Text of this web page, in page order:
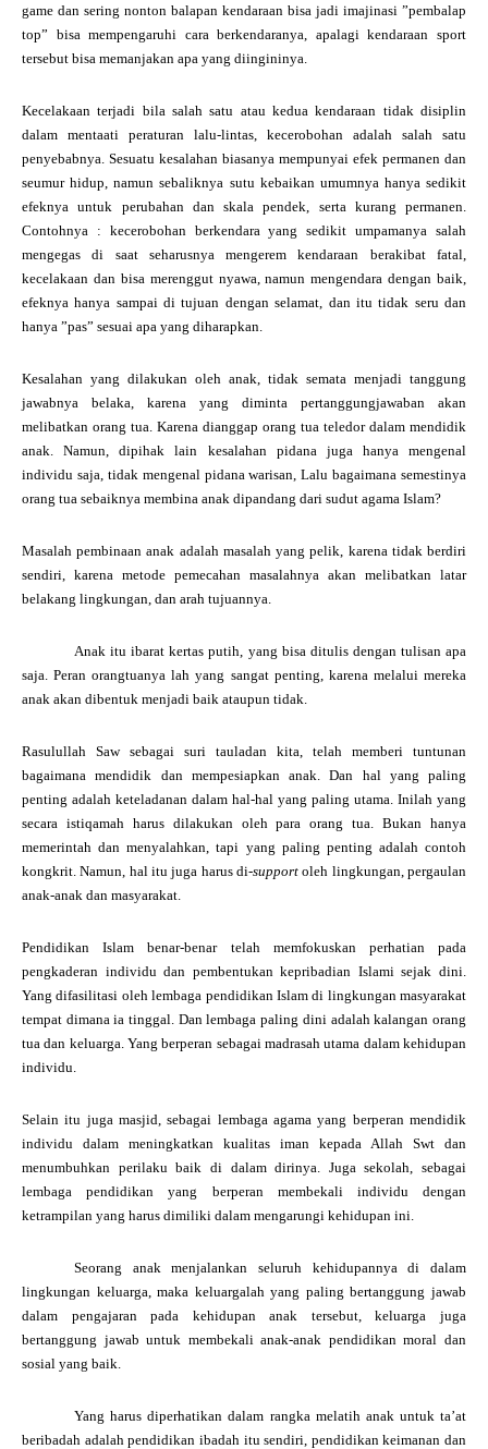
game dan sering nonton balapan kendaraan bisa jadi imajinasi ”pembalap
top” bisa mempengaruhi cara berkendaranya, apalagi kendaraan sport
tersebut bisa memanjakan apa yang diingininya.
Kecelakaan terjadi bila salah satu atau kedua kendaraan tidak disiplin
dalam mentaati peraturan lalu-lintas, kecerobohan adalah salah satu
penyebabnya. Sesuatu kesalahan biasanya mempunyai efek permanen dan
seumur hidup, namun sebaliknya sutu kebaikan umumnya hanya sedikit
efeknya untuk perubahan dan skala pendek, serta kurang permanen.
Contohnya : kecerobohan berkendara yang sedikit umpamanya salah
mengegas di saat seharusnya mengerem kendaraan berakibat fatal,
kecelakaan dan bisa merenggut nyawa, namun mengendara dengan baik,
efeknya hanya sampai di tujuan dengan selamat, dan itu tidak seru dan
hanya ”pas” sesuai apa yang diharapkan.
Kesalahan yang dilakukan oleh anak, tidak semata menjadi tanggung
jawabnya belaka, karena yang diminta pertanggungjawaban akan
melibatkan orang tua. Karena dianggap orang tua teledor dalam mendidik
anak. Namun, dipihak lain kesalahan pidana juga hanya mengenal
individu saja, tidak mengenal pidana warisan, Lalu bagaimana semestinya
orang tua sebaiknya membina anak dipandang dari sudut agama Islam?
Masalah pembinaan anak adalah masalah yang pelik, karena tidak berdiri
sendiri, karena metode pemecahan masalahnya akan melibatkan latar
belakang lingkungan, dan arah tujuannya.
Anak itu ibarat kertas putih, yang bisa ditulis dengan tulisan apa
saja. Peran orangtuanya lah yang sangat penting, karena melalui mereka
anak akan dibentuk menjadi baik ataupun tidak.
Rasulullah Saw sebagai suri tauladan kita, telah memberi tuntunan
bagaimana mendidik dan mempesiapkan anak. Dan hal yang paling
penting adalah keteladanan dalam hal-hal yang paling utama. Inilah yang
secara istiqamah harus dilakukan oleh para orang tua. Bukan hanya
memerintah dan menyalahkan, tapi yang paling penting adalah contoh
kongkrit. Namun, hal itu juga harus di-support oleh lingkungan, pergaulan
anak-anak dan masyarakat.
Pendidikan Islam benar-benar telah memfokuskan perhatian pada
pengkaderan individu dan pembentukan kepribadian Islami sejak dini.
Yang difasilitasi oleh lembaga pendidikan Islam di lingkungan masyarakat
tempat dimana ia tinggal. Dan lembaga paling dini adalah kalangan orang
tua dan keluarga. Yang berperan sebagai madrasah utama dalam kehidupan
individu.
Selain itu juga masjid, sebagai lembaga agama yang berperan mendidik
individu dalam meningkatkan kualitas iman kepada Allah Swt dan
menumbuhkan perilaku baik di dalam dirinya. Juga sekolah, sebagai
lembaga pendidikan yang berperan membekali individu dengan
ketrampilan yang harus dimiliki dalam mengarungi kehidupan ini.
Seorang anak menjalankan seluruh kehidupannya di dalam
lingkungan keluarga, maka keluargalah yang paling bertanggung jawab
dalam pengajaran pada kehidupan anak tersebut, keluarga juga
bertanggung jawab untuk membekali anak-anak pendidikan moral dan
sosial yang baik.
Yang harus diperhatikan dalam rangka melatih anak untuk ta’at
beribadah adalah pendidikan ibadah itu sendiri, pendidikan keimanan dan